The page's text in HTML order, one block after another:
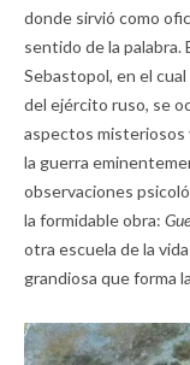
donde sirvió como
sentido de la
Sebastopol, en el
del ejército ruso, se
aspectos misteriosos
la guerra
observaciones
la formidable obra:
otra escuela de la
grandiosa que forma